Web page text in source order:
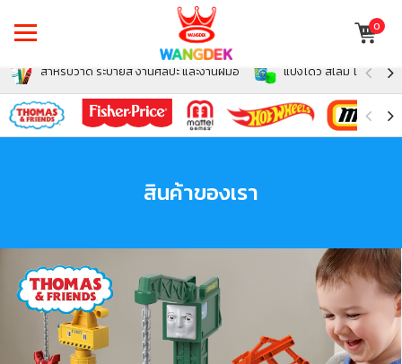
0
สำหรับวาด ระบายสี งานศิลปะ และงานฝีมือ แป้งโดว์ สไลม์ โฟม สำห
สินค้าของเรา